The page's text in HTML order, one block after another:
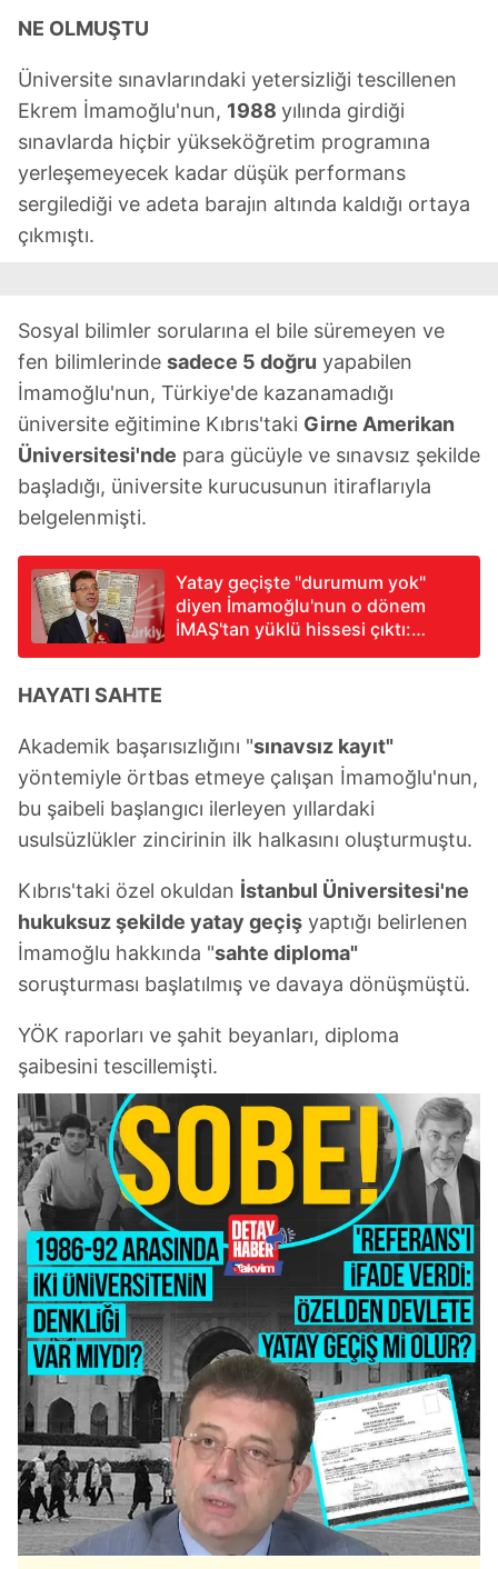
NE OLMUŞTU
Üniversite sınavlarındaki yetersizliği tescillenen
Ekrem İmamoğlu'nun, 1988 yılında girdiği
sınavlarda hiçbir yükseköğretim programına
yerleşemeyecek kadar düşük performans
sergilediği ve adeta barajın altında kaldığı ortaya
çıkmıştı.
Sosyal bilimler sorularına el bile süremeyen ve
fen bilimlerinde sadece 5 doğru yapabilen
İmamoğlu'nun, Türkiye'de kazanamadığı
üniversite eğitimine Kıbrıs'taki Girne Amerikan
Üniversitesi'nde para gücüyle ve sınavsız şekilde
başladığı, üniversite kurucusunun itiraflarıyla
belgelenmişti.
Yatay geçişte "durumum yok"
diyen İmamoğlu'nun o dönem
İMAŞ'tan yüklü hissesi çıktı:
TAKVİM belgesine ulaştı
HAYATI SAHTE
Akademik başarısızlığını "sınavsız kayıt"
yöntemiyle örtbas etmeye çalışan İmamoğlu'nun,
bu şaibeli başlangıcı ilerleyen yıllardaki
usulsüzlükler zincirinin ilk halkasını oluşturmuştu.
Kıbrıs'taki özel okuldan İstanbul Üniversitesi'ne
hukuksuz şekilde yatay geçiş yaptığı belirlenen
İmamoğlu hakkında "sahte diploma"
soruşturması başlatılmış ve davaya dönüşmüştü.
YÖK raporları ve şahit beyanları, diploma
şaibesini tescillemişti.